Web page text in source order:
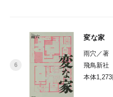
変な家
雨穴／著
飛鳥新社
本体1,273